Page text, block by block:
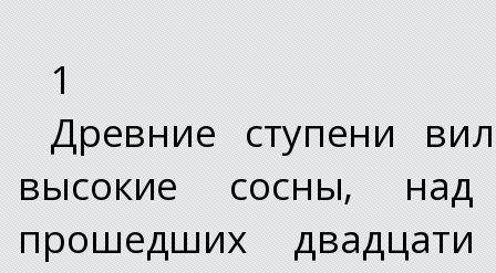
1
Древние ступени
высокие сосны,
прошедших